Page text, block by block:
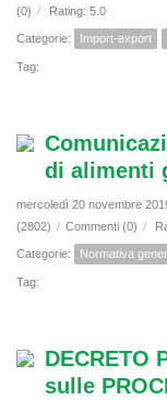
(0) / Rating: 5.0
Categorie: Import-export
Tag:
di alimenti
mercoledì 20 novembre
(2802) / Commenti (0) /
Categorie: Normativa
Tag:
DECRETO
sulle